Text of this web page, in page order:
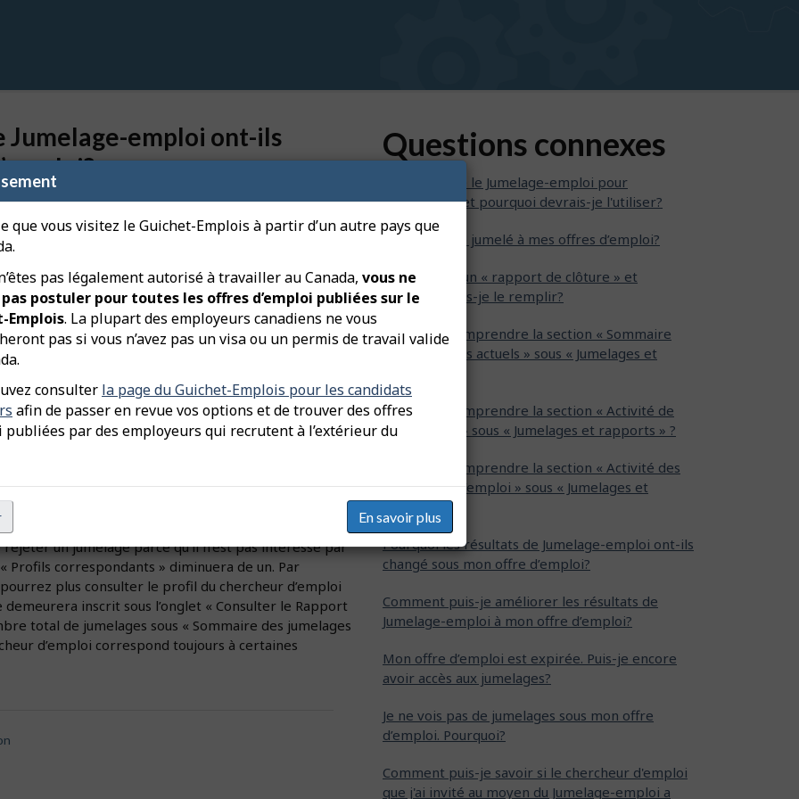
que vous visitez le Guichet-Emplois à partir d’un autre pays que
pas légalement autorisé à travailler au Canada, vous ne
postuler pour toutes les offres d’emploi publiées sur le
Emplois. La plupart des employeurs canadiens ne vous
pas si vous n’avez pas un visa ou un permis de travail valide
consulter la page du Guichet-Emplois pour les candidats
afin de passer en revue vos options et de trouver des offres
publiées par des employeurs qui recrutent à l’extérieur du
En savoir plus
Jumelage-emploi ont-ils
de jumelages peut avoir changé. Les plus
compte d’utilisateur, ou modifie son profil de
ou la disparition d’un jumelage avec ce
cas, les profils des chercheurs d’emploi auparavant
aux nouvelles exigences. Alors, ces jumelages
et de nouveaux jumelages pourraient se
offre d’emploi ou un chercheur d’emploi modifie
le mode de jumelage sélectionné, le nombre de
défaut » permet d’obtenir des jumelages associés à
strict » limite les résultats aux jumelages étroitement
et aux études requises.
un jumelage parce qu’il n’est pas intéressé par
Profils correspondants » diminuera de un. Par
plus consulter le profil du chercheur d’emploi
inscrit sous l’onglet « Consulter le Rapport
total de jumelages sous « Sommaire des jumelages
d’emploi correspond toujours à certaines
Questions connexes
Qu’est-ce que le Jumelage-emploi pour
employeurs et pourquoi devrais-je l'utiliser?
Qui peut être jumelé à mes offres d’emploi?
Qu’est-ce qu’un « rapport de clôture » et
comment puis-je le remplir?
Comment comprendre la section « Sommaire
des jumelages actuels » sous « Jumelages et
Comment comprendre la section « Activité de
l’employeur » sous « Jumelages et rapports » ?
Comment comprendre la section « Activité des
chercheurs d’emploi » sous « Jumelages et
rapports » ?
Pourquoi les résultats de Jumelage-emploi ont-ils
changé sous mon offre d’emploi?
Comment puis-je améliorer les résultats de
Jumelage-emploi à mon offre d’emploi?
Mon offre d’emploi est expirée. Puis-je encore
avoir accès aux jumelages?
Je ne vois pas de jumelages sous mon offre
d’emploi. Pourquoi?
Comment puis-je savoir si le chercheur d'emploi
que j'ai invité au moyen du Jumelage-emploi a